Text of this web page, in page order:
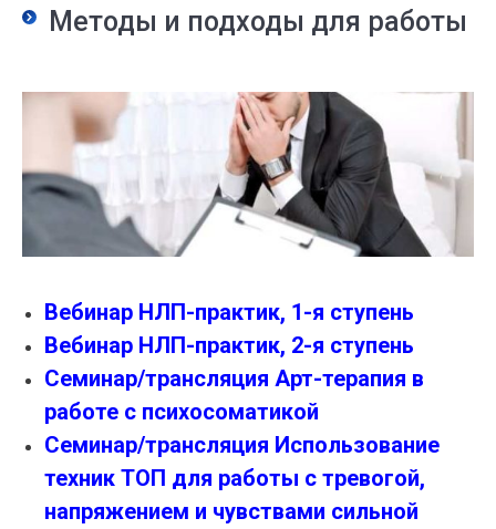
Методы и подходы для работы
Вебинар НЛП-практик, 1-я ступень
Вебинар НЛП-практик, 2-я ступень
Семинар/трансляция Арт-терапия в
работе с психосоматикой
Семинар/трансляция Использование
техник ТОП для работы с тревогой,
напряжением и чувствами сильной